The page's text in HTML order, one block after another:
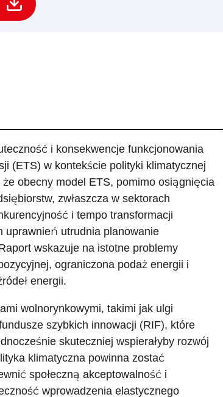
i konsekwencje funkcjonowania
(ETS) w kontekście polityki klimatycznej
obecny model ETS, pomimo osiągnięcia
zwłaszcza w sektorach
i tempo transformacji
uprawnień utrudnia planowanie
wskazuje na istotne problemy
ograniczona podaż energii i
energii.
wolnorynkowymi, takimi jak ulgi
szybkich innowacji (RIF), które
skuteczniej wspierałyby rozwój
klimatyczna powinna zostać
społeczną akceptowalność i
wprowadzenia elastycznego